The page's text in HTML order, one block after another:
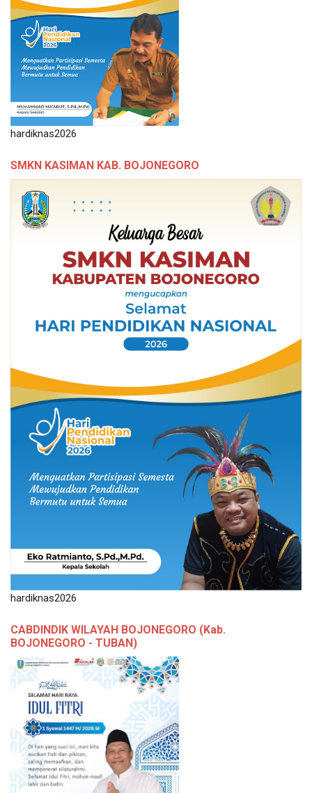
hardiknas2026
SMKN KASIMAN KAB. BOJONEGORO
hardiknas2026
CABDINDIK WILAYAH BOJONEGORO (Kab.
BOJONEGORO - TUBAN)